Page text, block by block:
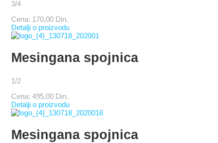
3/4
Cena: 170,00 Din.
Detalji o proizvodu
Mesingana spojnica
1/2
Cena: 495,00 Din.
Detalji o proizvodu
Mesingana spojnica